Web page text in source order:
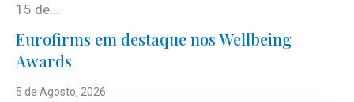
15 de...
Eurofirms em destaque nos Wellbeing
Awards
5 de Agosto, 2026